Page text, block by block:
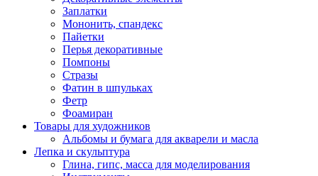
Заплатки
Мононить, спандекс
Пайетки
Перья декоративные
Помпоны
Стразы
Фатин в шпульках
Фетр
Фоамиран
Товары для художников
Альбомы и бумага для акварели и масла
Лепка и скульптура
Глина, гипс, масса для моделирования